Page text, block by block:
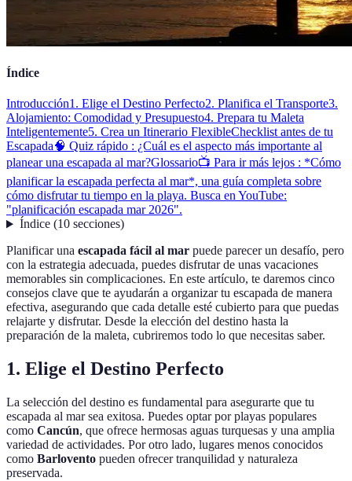
Índice
Introducción1. Elige el Destino Perfecto2. Planifica el Transporte3.
Alojamiento: Comodidad y Presupuesto4. Prepara tu Maleta
Inteligentemente5. Crea un Itinerario FlexibleChecklist antes de tu
Escapada🧠 Quiz rápido : ¿Cuál es el aspecto más importante al
planear una escapada al mar?Glossario📺 Para ir más lejos : *Cómo
planificar la escapada perfecta al mar*, una guía completa sobre
cómo disfrutar tu tiempo en la playa. Busca en YouTube:
"planificación escapada mar 2026".
Índice(10 secciones)
Planificar una escapada fácil al mar puede parecer un desafío, pero
con la estrategia adecuada, puedes disfrutar de unas vacaciones
memorables sin complicaciones. En este artículo, te daremos cinco
consejos clave que te ayudarán a organizar tu escapada de manera
efectiva, asegurando que cada detalle esté cubierto para que puedas
relajarte y disfrutar. Desde la elección del destino hasta la
preparación de la maleta, cubriremos todo lo que necesitas saber.
1. Elige el Destino Perfecto
La selección del destino es fundamental para asegurarte que tu
escapada al mar sea exitosa. Puedes optar por playas populares
como Cancún, que ofrece hermosas aguas turquesas y una amplia
variedad de actividades. Por otro lado, lugares menos conocidos
como Barlovento pueden ofrecer tranquilidad y naturaleza
preservada.